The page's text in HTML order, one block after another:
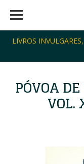
LIVROS
PÓVOA
VOL.